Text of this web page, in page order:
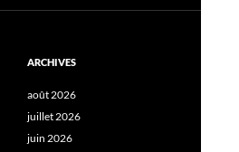
ARCHIVES
août 2026
juillet 2026
juin 2026